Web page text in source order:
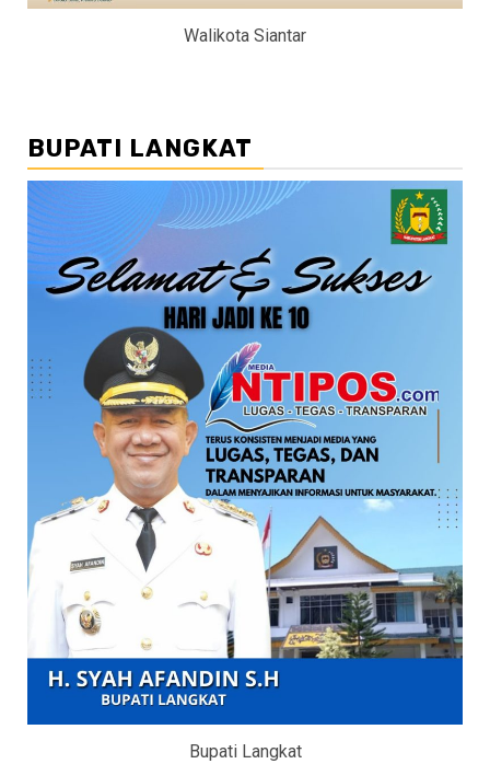
Walikota Siantar
BUPATI LANGKAT
Bupati Langkat